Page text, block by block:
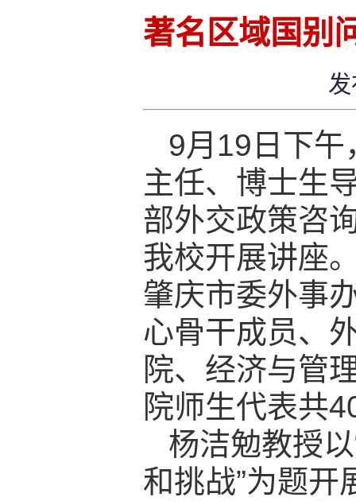
著名区域国别
9月 19 日下
主任、博士生
部外交政策咨
我校开展讲座
肇庆市委外事
心骨干成员、
院、经济与管
院师生代表共
杨洁勉教授
和挑战”为题开